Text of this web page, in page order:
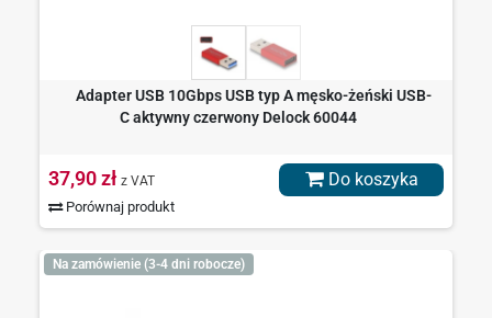
Adapter USB 10Gbps USB typ A męsko-żeński USB-
C aktywny czerwony Delock 60044
37,90 zł z VAT
Porównaj produkt
Do koszyka
Na zamówienie (3-4 dni robocze)